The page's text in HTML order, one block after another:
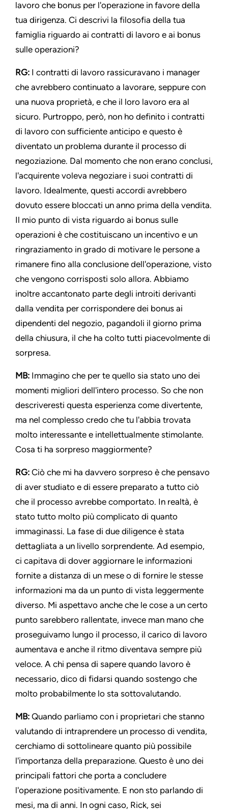
lavoro che bonus per l'operazione in favore della
tua dirigenza. Ci descrivi la filosofia della tua
famiglia riguardo ai contratti di lavoro e ai bonus
sulle operazioni?
RG: I contratti di lavoro rassicuravano i manager
che avrebbero continuato a lavorare, seppure con
una nuova proprietà, e che il loro lavoro era al
sicuro. Purtroppo, però, non ho definito i contratti
di lavoro con sufficiente anticipo e questo è
diventato un problema durante il processo di
negoziazione. Dal momento che non erano conclusi,
l'acquirente voleva negoziare i suoi contratti di
lavoro. Idealmente, questi accordi avrebbero
dovuto essere bloccati un anno prima della vendita.
Il mio punto di vista riguardo ai bonus sulle
operazioni è che costituiscano un incentivo e un
ringraziamento in grado di motivare le persone a
rimanere fino alla conclusione dell'operazione, visto
che vengono corrisposti solo allora. Abbiamo
inoltre accantonato parte degli introiti derivanti
dalla vendita per corrispondere dei bonus ai
dipendenti del negozio, pagandoli il giorno prima
della chiusura, il che ha colto tutti piacevolmente di
sorpresa.
MB: Immagino che per te quello sia stato uno dei
momenti migliori dell'intero processo. So che non
descriveresti questa esperienza come divertente,
ma nel complesso credo che tu l'abbia trovata
molto interessante e intellettualmente stimolante.
Cosa ti ha sorpreso maggiormente?
RG: Ciò che mi ha davvero sorpreso è che pensavo
di aver studiato e di essere preparato a tutto ciò
che il processo avrebbe comportato. In realtà, è
stato tutto molto più complicato di quanto
immaginassi. La fase di due diligence è stata
dettagliata a un livello sorprendente. Ad esempio,
ci capitava di dover aggiornare le informazioni
fornite a distanza di un mese o di fornire le stesse
informazioni ma da un punto di vista leggermente
diverso. Mi aspettavo anche che le cose a un certo
punto sarebbero rallentate, invece man mano che
proseguivamo lungo il processo, il carico di lavoro
aumentava e anche il ritmo diventava sempre più
veloce. A chi pensa di sapere quando lavoro è
necessario, dico di fidarsi quando sostengo che
molto probabilmente lo sta sottovalutando.
MB: Quando parliamo con i proprietari che stanno
valutando di intraprendere un processo di vendita,
cerchiamo di sottolineare quanto più possibile
l'importanza della preparazione. Questo è uno dei
principali fattori che porta a concludere
l'operazione positivamente. E non sto parlando di
mesi, ma di anni. In ogni caso, Rick, sei